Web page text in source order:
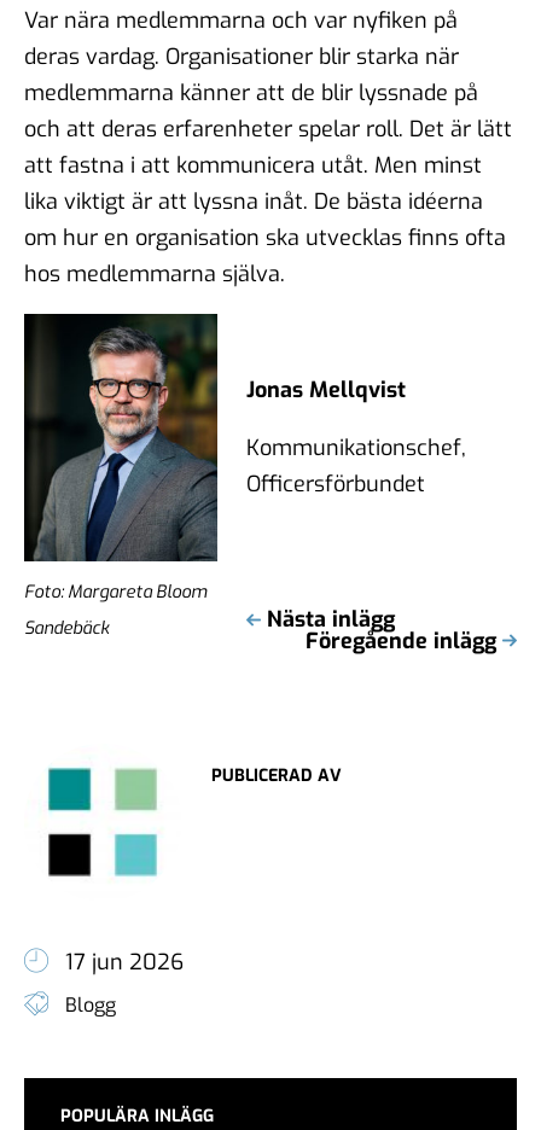
Var nära medlemmarna och var nyfiken på
deras vardag. Organisationer blir starka när
medlemmarna känner att de blir lyssnade på
och att deras erfarenheter spelar roll. Det är lätt
att fastna i att kommunicera utåt. Men minst
lika viktigt är att lyssna inåt. De bästa idéerna
om hur en organisation ska utvecklas finns ofta
hos medlemmarna själva.
Foto: Margareta Bloom
Sandebäck
Jonas Mellqvist
Kommunikationschef,
Officersförbundet
Nästa inlägg
Föregående inlägg
PUBLICERAD AV
17 jun 2026
Blogg
POPULÄRA INLÄGG